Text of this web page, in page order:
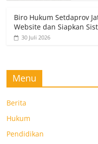
Biro Hukum Setdaprov
Website dan Siapkan
30 Juli 2026
Menu
Berita
Hukum
Pendidikan